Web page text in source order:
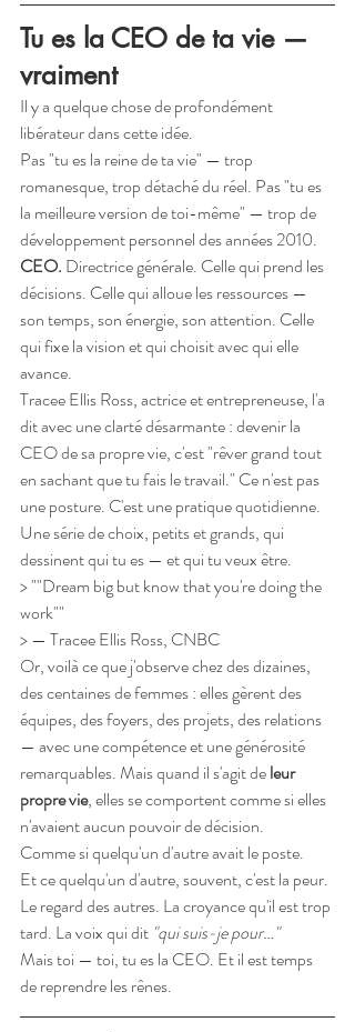
Tu es la CEO de ta vie —
vraiment
Il y a quelque chose de profondément
libérateur dans cette idée.
Pas "tu es la reine de ta vie" — trop
romanesque, trop détaché du réel. Pas "tu es
la meilleure version de toi-même" — trop de
développement personnel des années 2010.
CEO. Directrice générale. Celle qui prend les
décisions. Celle qui alloue les ressources —
son temps, son énergie, son attention. Celle
qui fixe la vision et qui choisit avec qui elle
avance.
Tracee Ellis Ross, actrice et entrepreneuse, l'a
dit avec une clarté désarmante : devenir la
CEO de sa propre vie, c'est "rêver grand tout
en sachant que tu fais le travail." Ce n'est pas
une posture. C'est une pratique quotidienne.
Une série de choix, petits et grands, qui
dessinent qui tu es — et qui tu veux être.
> ""Dream big but know that you're doing the
work""
> — Tracee Ellis Ross, CNBC
Or, voilà ce que j'observe chez des dizaines,
des centaines de femmes : elles gèrent des
équipes, des foyers, des projets, des relations
— avec une compétence et une générosité
remarquables. Mais quand il s'agit de leur
propre vie, elles se comportent comme si elles
n'avaient aucun pouvoir de décision.
Comme si quelqu'un d'autre avait le poste.
Et ce quelqu'un d'autre, souvent, c'est la peur.
Le regard des autres. La croyance qu'il est trop
tard. La voix qui dit "qui suis-je pour…"
Mais toi — toi, tu es la CEO. Et il est temps
de reprendre les rênes.